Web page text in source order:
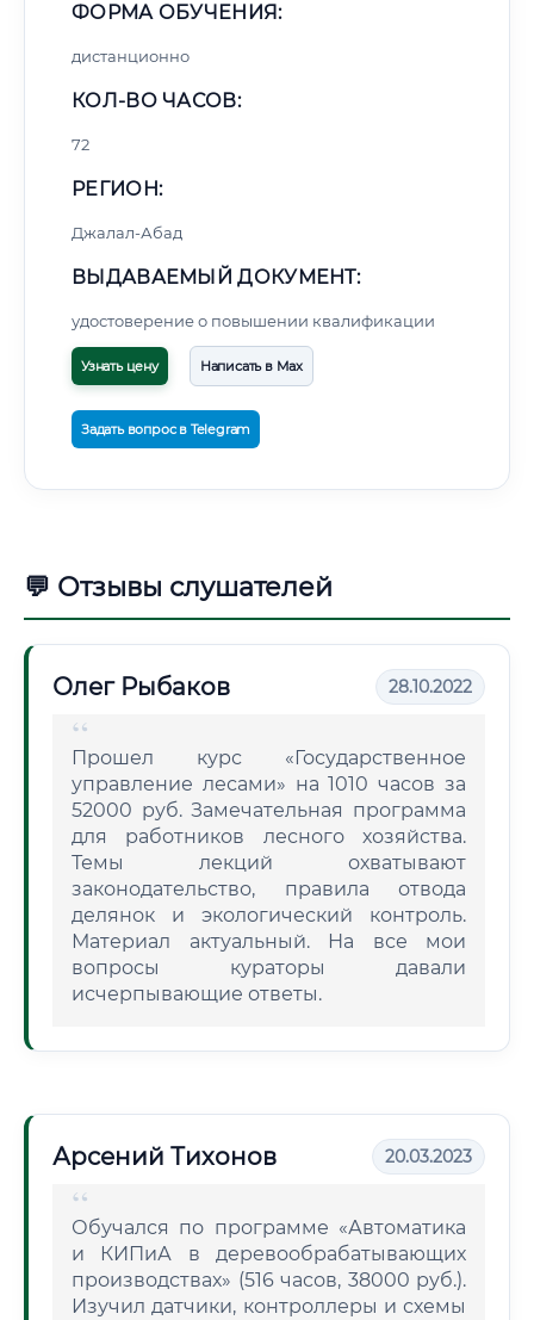
ФОРМА ОБУЧЕНИЯ:
дистанционно
КОЛ-ВО ЧАСОВ:
72
РЕГИОН:
Джалал-Абад
ВЫДАВАЕМЫЙ ДОКУМЕНТ:
удостоверение о повышении квалификации
Узнать цену Написать в Max
Задать вопрос в Telegram
💬 Отзывы слушателей
Олег Рыбаков 28.10.2022
Прошел курс «Государственное
управление лесами» на 1010 часов за
52000 руб. Замечательная программа
для работников лесного хозяйства.
Темы лекций охватывают
законодательство, правила отвода
делянок и экологический контроль.
Материал актуальный. На все мои
вопросы кураторы давали
исчерпывающие ответы.
Арсений Тихонов 20.03.2023
Обучался по программе «Автоматика
и КИПиА в деревообрабатывающих
производствах» (516 часов, 38000 руб.).
Изучил датчики, контроллеры и схемы